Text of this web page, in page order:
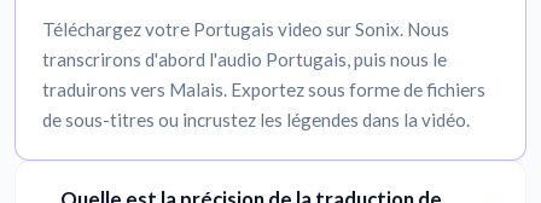
Téléchargez votre Portugais video sur Sonix. Nous
transcrirons d'abord l'audio Portugais, puis nous le
traduirons vers Malais. Exportez sous forme de fichiers
de sous-titres ou incrustez les légendes dans la vidéo.